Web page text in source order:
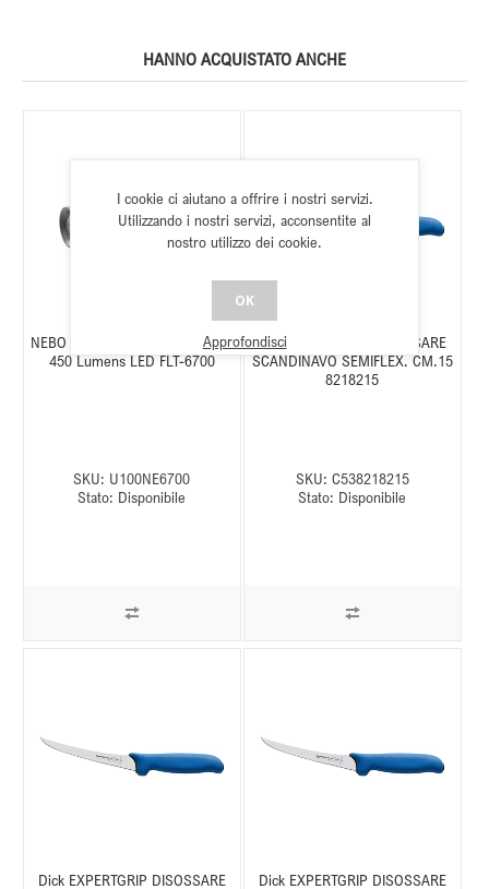
HANNO ACQUISTATO ANCHE
NEBO REDLINE FLEX Ricaricabile
450 Lumens LED FLT-6700
SKU: U100NE6700
Stato: Disponibile
Dick EXPERTGRIP DISOSSARE
SCANDINAVO SEMIFLEX. CM.15
8218215
SKU: C538218215
Stato: Disponibile
Dick EXPERTGRIP DISOSSARE
Dick EXPERTGRIP DISOSSARE
I cookie ci aiutano a offrire i nostri servizi.
Utilizzando i nostri servizi, acconsentite al
nostro utilizzo dei cookie.
OK
Approfondisci